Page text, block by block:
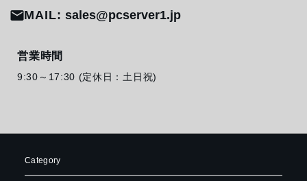
MAIL:sales@pcserver1.jp
営業時間
9:30～17:30 (定休日：土日祝)
Category